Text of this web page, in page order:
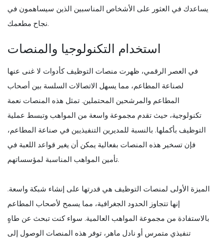
يساعدك في العثور على الأشخاص المناسبين الذين سيساهمون في
نجاح مطعمك.
استخدام التكنولوجيا والمنصات
في العصر الرقمي، ظهرت منصات التوظيف كأدوات لا غنى عنها
لصناعة المطاعم، مما يسهل الاتصالات السلسة بين أصحاب
المطاعم والمرشحين المحتملين. تمثل هذه المنصات نعمة
تكنولوجية، حيث تقدم مجموعة واسعة من المواهب وتبسط عملية
التوظيف بأكملها. بالنسبة للمديرين التنفيذيين في صناعة المطاعم،
فإن تسخير هذه المنصات بفعالية يمكن أن يغير قواعد اللعبة في
تأمين المواهب المناسبة لمؤسساتهم.
الميزة الأولى لمنصات التوظيف هي قدرتها على إنشاء شبكة واسعة.
إنها تتجاوز الحدود الجغرافية، مما يسمح لأصحاب المطاعم
بالاستفادة من مجموعة المواهب العالمية. سواء كنت تبحث عن طاهٍ
تنفيذي متمرس أو نادل ماهر، توفر هذه المنصات الوصول إلى